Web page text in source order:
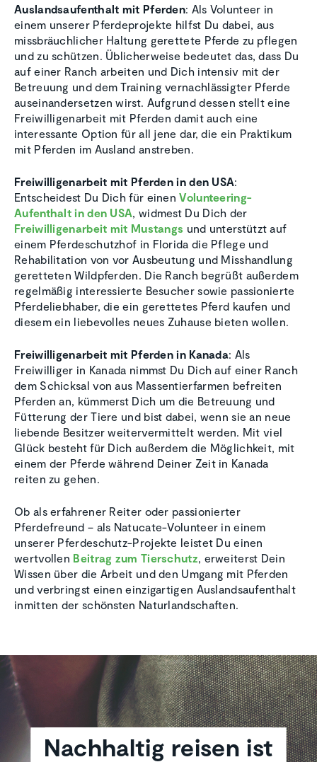
Auslandsaufenthalt mit Pferden: Als Volunteer in
einem unserer Pferdeprojekte hilfst Du dabei, aus
missbräuchlicher Haltung gerettete Pferde zu pflegen
und zu schützen. Üblicherweise bedeutet das, dass Du
auf einer Ranch arbeiten und Dich intensiv mit der
Betreuung und dem Training vernachlässigter Pferde
auseinandersetzen wirst. Aufgrund dessen stellt eine
Freiwilligenarbeit mit Pferden damit auch eine
interessante Option für all jene dar, die ein Praktikum
mit Pferden im Ausland anstreben.
Freiwilligenarbeit mit Pferden in den USA:
Entscheidest Du Dich für einenVolunteering-
Aufenthalt in den USA, widmest Du Dich der
Freiwilligenarbeit mit Mustangs und unterstützt auf
einem Pferdeschutzhof in Florida die Pflege und
Rehabilitation von vor Ausbeutung und Misshandlung
geretteten Wildpferden. Die Ranch begrüßt außerdem
regelmäßig interessierte Besucher sowie passionierte
Pferdeliebhaber, die ein gerettetes Pferd kaufen und
diesem ein liebevolles neues Zuhause bieten wollen.
Freiwilligenarbeit mit Pferden in Kanada: Als
Freiwilliger in Kanada nimmst Du Dich auf einer Ranch
dem Schicksal von aus Massentierfarmen befreiten
Pferden an, kümmerst Dich um die Betreuung und
Fütterung der Tiere und bist dabei, wenn sie an neue
liebende Besitzer weitervermittelt werden. Mit viel
Glück besteht für Dich außerdem die Möglichkeit, mit
einem der Pferde während Deiner Zeit in Kanada
reiten zu gehen.
Ob als erfahrener Reiter oder passionierter
Pferdefreund – als Natucate-Volunteer in einem
unserer Pferdeschutz-Projekte leistet Du einen
wertvollen Beitrag zum Tierschutz, erweiterst Dein
Wissen über die Arbeit und den Umgang mit Pferden
und verbringst einen einzigartigen Auslandsaufenthalt
inmitten der schönsten Naturlandschaften.
Nachhaltig reisen ist